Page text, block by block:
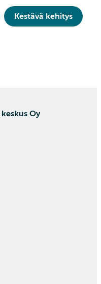
Kestävä kehitys
Oy